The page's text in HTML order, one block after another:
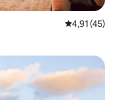
4,91 de uma
4,91 (45)
hóspedes